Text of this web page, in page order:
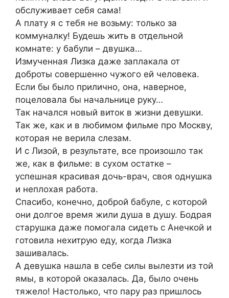
обслуживает себя сама!
А плату я с тебя не возьму: только за
коммуналку! Будешь жить в отдельной
комнате: у бабули – двушка…
Измученная Лизка даже заплакала от
доброты совершенно чужого ей человека.
Если бы было прилично, она, наверное,
поцеловала бы начальнице руку…
Так начался новый виток в жизни девушки.
Так же, как и в любимом фильме про Москву,
которая не верила слезам.
И с Лизой, в результате, все произошло так
же, как в фильме: в сухом остатке –
успешная красивая дочь-врач, своя однушка
и неплохая работа.
Спасибо, конечно, доброй бабуле, с которой
они долгое время жили душа в душу. Бодрая
старушка даже помогала сидеть с Анечкой и
готовила нехитрую еду, когда Лизка
зашивалась.
А девушка нашла в себе силы вылезти из той
ямы, в которой оказалась. Да, было очень
тяжело! Настолько, что пару раз пришлось